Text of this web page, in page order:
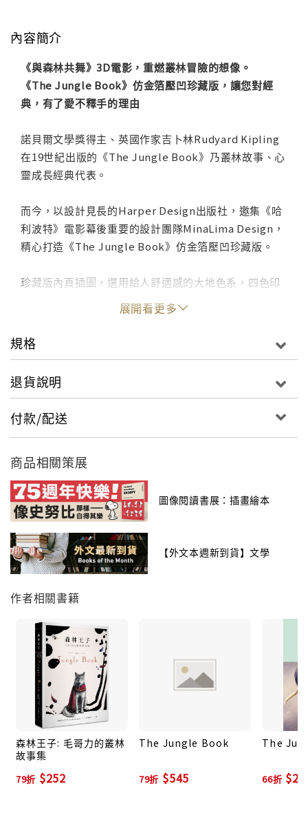
內容簡介
《與森林共舞》3D電影，重燃叢林冒險的想像。
《The Jungle Book》仿金箔壓凹珍藏版，讓您對經
典，有了愛不釋手的理由
諾貝爾文學獎得主、英國作家吉卜林Rudyard Kipling
在19世紀出版的《The Jungle Book》乃叢林故事、心
靈成長經典代表。
而今，以設計見長的Harper Design出版社，邀集《哈
利波特》電影幕後重要的設計團隊MinaLima Design，
精心打造《The Jungle Book》仿金箔壓凹珍藏版。
珍藏版內頁插圖，選用給人舒適感的大地色系，四色印
刷呈現出叢林原始自然的風貌，引領讀者邁入叢林無邊
的想像中。設計與編輯團隊，更添加了九處匠心獨具的
互動式拉頁與立體圖，拉抬了收藏的價值。
魯德亞德・吉卜林 Rudyard Kipling為英國小說家，在
寫下傳世之作《The Jungle Book》和《The Second
Jungle Book》，常譯為《叢林之書》或《森林王
子》。1907年獲諾貝爾文學獎殊榮時，年方四十二歲，
是最年輕的獲獎者。
展開看更多
規格
退貨說明
付款/配送
商品相關策展
圖像閱讀書展：插畫繪本
【外文本週新到貨】文學
作者相關書籍
森林王子: 毛哥力的叢林
故事集
79折 $252
The Jungle Book
79折 $545
The
66折